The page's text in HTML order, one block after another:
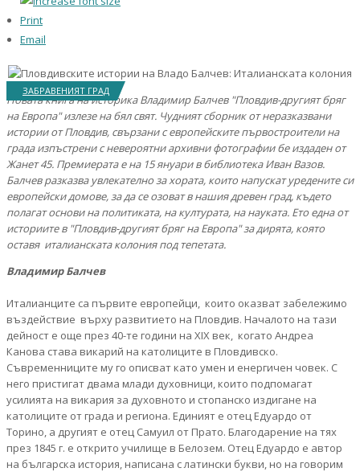
Print
Email
ЗАБРАВЕНИЯТ ГРАД
Новата книга на историка Владимир Балчев "Пловдив-другият бряг
на Европа" излезе на бял свят. Чудният сборник от неразказвани
истории от Пловдив, свързани с европейските първостроители на
града изпъстрени с невероятни архивни фотографии бе издаден от
Жанет 45. Премиерата е на 15 януари в библиотека Иван Вазов.
Балчев разказва увлекателно за хората, които напускат уредените си
европейски домове, за да се озоват в нашия древен град, където
полагат основи на политиката, на културата, на науката. Ето една от
историите в "Пловдив-другият бряг на Европа" за дирята, която
оставя италианската колония под тепетата.
Владимир Балчев
Италианците са първите европейци, които оказват забележимо
въздействие върху развитието на Пловдив. Началото на тази
дейност е още през 40-те години на XIX век, когато Андреа
Канова става викарий на католиците в Пловдивско.
Съвременниците му го описват като умен и енергичен човек. С
него пристигат двама млади духовници, които подпомагат
усилията на викария за духовното и стопанско издигане на
католиците от града и региона. Единият е отец Едуардо от
Торино, а другият е отец Самуил от Прато. Благодарение на тях
през 1845 г. е открито училище в Белозем. Отец Едуардо е автор
на българска история, написана с латински букви, но на говорим